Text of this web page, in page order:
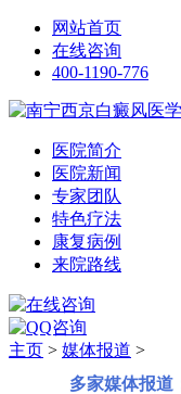
网站首页
在线咨询
400-1190-776
医院简介
医院新闻
专家团队
特色疗法
康复病例
来院路线
主页 > 媒体报道 >
多家媒体报道